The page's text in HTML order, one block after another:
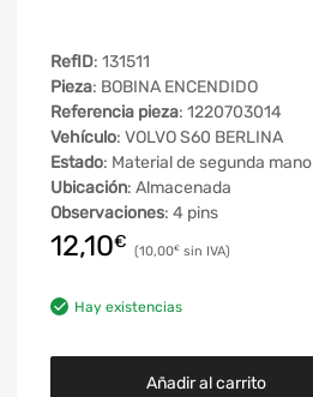
RefID: 131511
Pieza: BOBINA ENCENDIDO
Referencia pieza: 1220703014
Vehículo: VOLVO S60 BERLINA
Estado: Material de segunda mano
Ubicación: Almacenada
Observaciones: 4 pins
12,10€ 10,00€
Hay existencias
Añadir al carrito